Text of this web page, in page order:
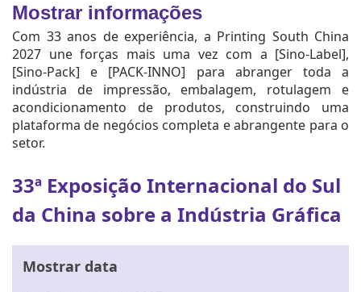
Mostrar informações
Com 33 anos de experiência, a Printing South China
2027 une forças mais uma vez com a [Sino-Label],
[Sino-Pack] e [PACK-INNO] para abranger toda a
indústria de impressão, embalagem, rotulagem e
acondicionamento de produtos, construindo uma
plataforma de negócios completa e abrangente para o
setor.
33ª Exposição Internacional do Sul
da China sobre a Indústria Gráfica
Mostrar data